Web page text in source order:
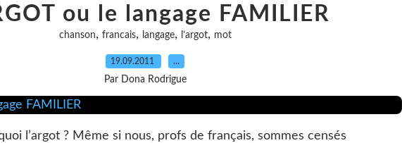
ou le langage FAMILIER
chanson, francais, langage, l’argot, mot
19.09.2011 …
Par Dona Rodrigue
l’argot ? Même si nous, profs de français, sommes censés